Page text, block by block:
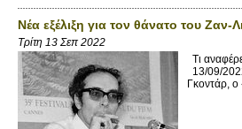
Νέα εξέλιξη για τον θάνατο του
Τρίτη 13 Σεπ 2022
Τι
13/09/
Γκοντάρ, ο